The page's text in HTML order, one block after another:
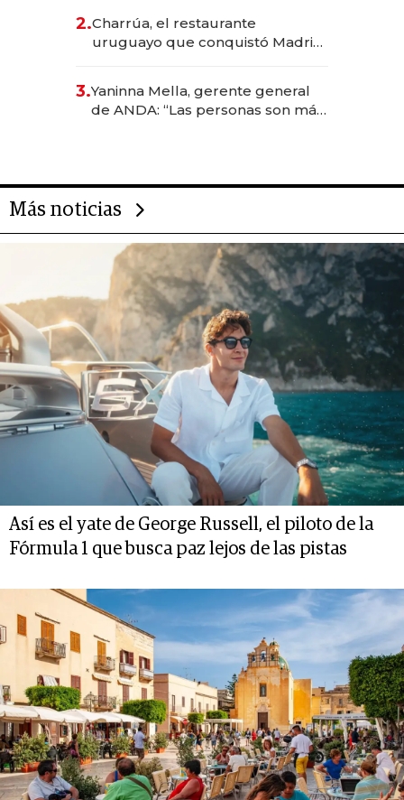
millones
2.Charrúa, el restaurante
uruguayo que conquistó Madrid:
anticipación y prepara apertura
3.Yaninna Mella, gerente general
de ANDA: “Las personas son más
Más noticias
Así es el yate de George Russell, el piloto de la
Fórmula 1 que busca paz lejos de las pistas